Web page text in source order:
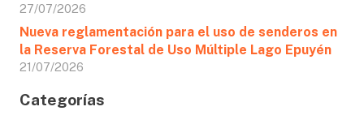
27/07/2026
Nueva reglamentación para el uso de senderos en
la Reserva Forestal de Uso Múltiple Lago Epuyén
21/07/2026
Categorías